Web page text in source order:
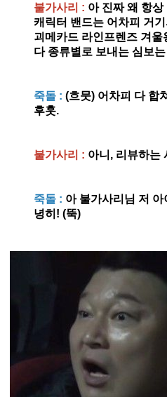
불가사리 : 아 진짜 왜 항
캐릭터 밴드는 어차피 거
괴메카드 라인프렌즈 겨울
다 종류별로 보내는 심보
죽돌 : (흐뭇) 어차피 다 합
후훗.
불가사리 : 아니, 리뷰하는
죽돌 : 아 불가사리님 저
녕히! (뚝)